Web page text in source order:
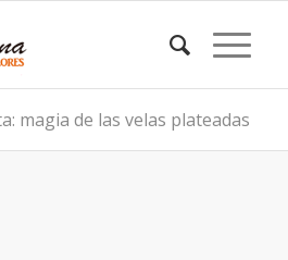
magia de las velas plateadas